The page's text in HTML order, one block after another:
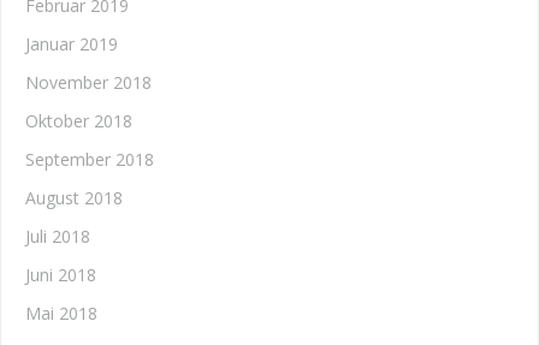
Februar 2019
Januar 2019
November 2018
Oktober 2018
September 2018
August 2018
Juli 2018
Juni 2018
Mai 2018